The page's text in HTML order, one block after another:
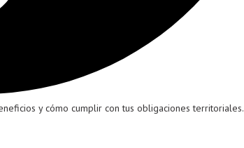
y cómo cumplir con tus obligaciones territoriales.